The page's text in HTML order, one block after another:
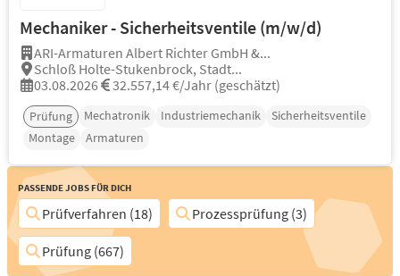
Mechaniker - Sicherheitsventile (m/w/d)
ARI-Armaturen Albert Richter GmbH &...
Schloß Holte-Stukenbrock, Stadt...
03.08.2026
32.557,14 €/Jahr (geschätzt)
Prüfung Mechatronik Industriemechanik
Sicherheitsventile
Montage
Armaturen
Passende Jobs für Dich
Prüfverfahren (18)
Prozessprüfung (3)
Prüfung (667)